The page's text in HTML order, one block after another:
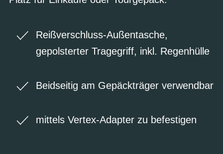
Reißverschluss-Außentasche,
gepolsterter Tragegriff, inkl. Regenhülle
Beidseitig am Gepäckträger verwendbar
mittels Vertex-Adapter zu befestigen